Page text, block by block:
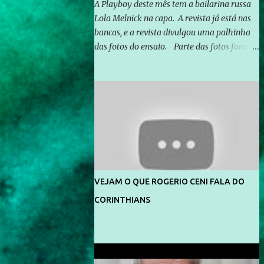
A Playboy deste mês tem a bailarina russa
Lola Melnick na capa. A revista já está nas
bancas, e a revista divulgou uma palhinha
das fotos do ensaio. Parte das fotos foram
divulga capa e primeiras fotos de Lola
Melnick - @aredacao
VEJAM O QUE ROGERIO CENI FALA DO
CORINTHIANS